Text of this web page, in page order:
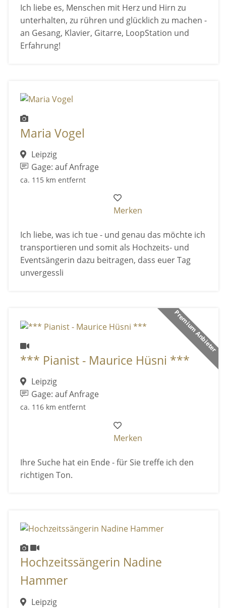
Ich liebe es, Menschen mit Herz und Hirn zu
unterhalten, zu rühren und glücklich zu machen -
an Gesang, Klavier, Gitarre, LoopStation und
Erfahrung!
Maria Vogel
Leipzig
Gage: auf Anfrage
ca. 115 km entfernt
Merken
Ich liebe, was ich tue - und genau das möchte ich
transportieren und somit als Hochzeits- und
Eventsängerin dazu beitragen, dass euer Tag
unvergessli
Premium Anbieter
*** Pianist - Maurice Hüsni ***
Leipzig
Gage: auf Anfrage
ca. 116 km entfernt
Merken
Ihre Suche hat ein Ende - für Sie treffe ich den
richtigen Ton.
Hochzeitssängerin Nadine
Hammer
Leipzig